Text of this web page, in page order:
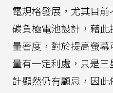
電規格發展，尤其目
碳負極電池設計，藉
量密度，對於提高螢
量有一定利處，只是
計顯然仍有顧忌，因